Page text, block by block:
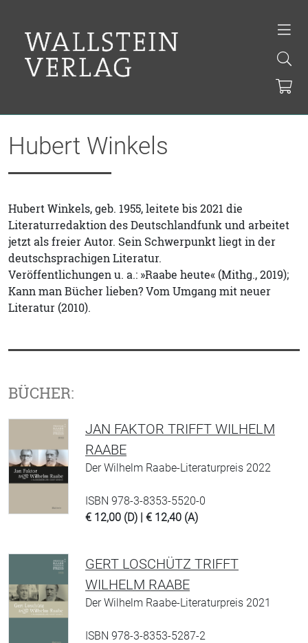
Hubert Winkels
Hubert Winkels, geb. 1955, leitete bis 2021 die
Literaturredaktion des Deutschlandfunk und arbeitet
jetzt als freier Autor. Sein Schwerpunkt liegt in der
deutschsprachigen Literatur.
Veröffentlichungen u. a.: »Raabe heute« (Mithg., 2019);
Kann man Bücher lieben? Vom Umgang mit neuer
Literatur (2010).
BÜCHER:
JAN FAKTOR TRIFFT WILHELM
RAABE
Der Wilhelm Raabe-Literaturpreis 2022
ISBN 978-3-8353-5520-0
€ 12,00 (D) | € 12,40 (A)
GERT LOSCHÜTZ TRIFFT
WILHELM RAABE
Der Wilhelm Raabe-Literaturpreis 2021
ISBN 978-3-8353-5287-2